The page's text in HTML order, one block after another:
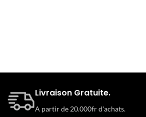
Livraison Gratuite.
A partir de 20.000fr d'achats.